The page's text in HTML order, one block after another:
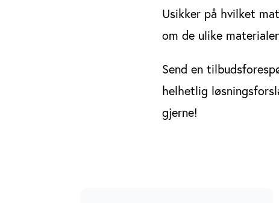
Usikker på hvilket
om de ulike
Send en
helhetlig
gjerne!